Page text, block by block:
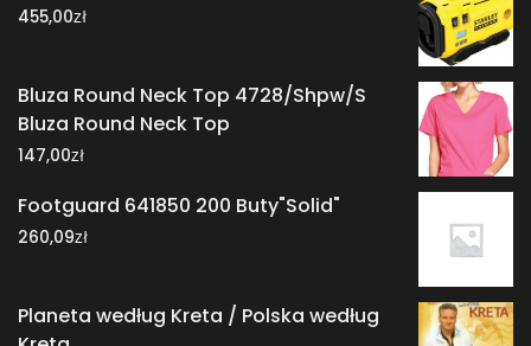
455,00zł
Bluza Round Neck Top 4728/Shpw/S
Bluza Round Neck Top
147,00zł
Footguard 641850 200 Buty"Solid"
260,09zł
Planeta według Kreta / Polska według